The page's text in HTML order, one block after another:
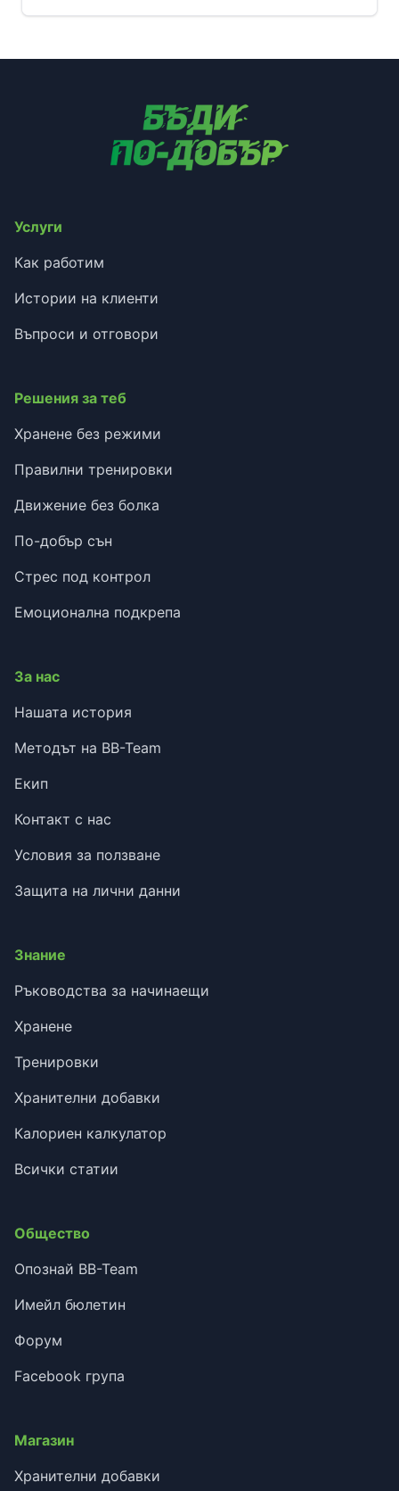
Услуги
Как работим
Истории на клиенти
Въпроси и отговори
Решения за теб
Хранене без режими
Правилни тренировки
Движение без болка
По-добър сън
Стрес под контрол
Емоционална подкрепа
За нас
Нашата история
Методът на BB-Team
Екип
Контакт с нас
Условия за ползване
Защита на лични данни
Знание
Ръководства за начинаещи
Хранене
Тренировки
Хранителни добавки
Калориен калкулатор
Всички статии
Общество
Опознай BB-Team
Имейл бюлетин
Форум
Facebook група
Магазин
Хранителни добавки